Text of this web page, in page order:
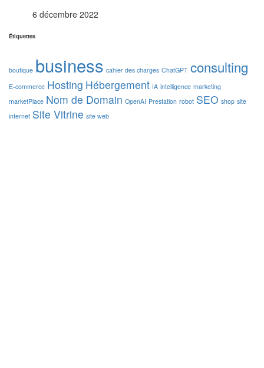
6 décembre 2022
Étiquettes
boutique business cahier des charges ChatGPT consulting
E-commerce Hosting Hébergement IA intelligence marketing
marketPlace Nom de Domain OpenAI Prestation robot SEO shop site
internet Site Vitrine site web